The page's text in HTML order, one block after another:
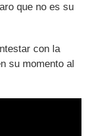
que no es su
con la
su momento al